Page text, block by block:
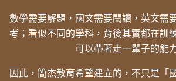
數學需要解題，國文需要閱讀，英文需
考；看似不同的學科，背後其實都在訓
可以帶著走一輩子的能
因此，簡杰教育希望建立的，不只是「